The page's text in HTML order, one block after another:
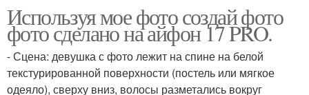
Используя мое фото создай фото
фото сделано на айфон 17 PRO.
- Сцена: девушка с фото лежит на спине на белой
текстурированной поверхности (постель или мягкое
одеяло), сверху вниз, волосы разметались вокруг